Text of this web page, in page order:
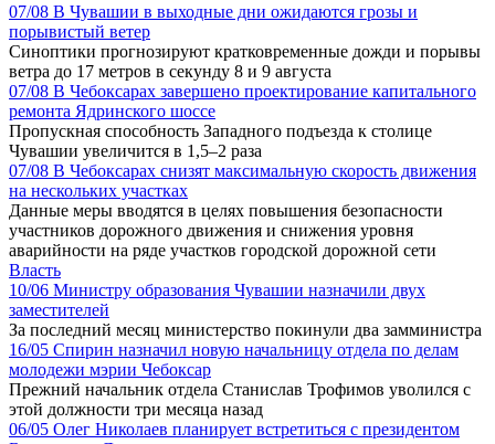
07/08 В Чувашии в выходные дни ожидаются грозы и
порывистый ветер
Синоптики прогнозируют кратковременные дожди и порывы
ветра до 17 метров в секунду 8 и 9 августа
07/08 В Чебоксарах завершено проектирование капитального
ремонта Ядринского шоссе
Пропускная способность Западного подъезда к столице
Чувашии увеличится в 1,5–2 раза
07/08 В Чебоксарах снизят максимальную скорость движения
на нескольких участках
Данные меры вводятся в целях повышения безопасности
участников дорожного движения и снижения уровня
аварийности на ряде участков городской дорожной сети
Власть
10/06 Министру образования Чувашии назначили двух
заместителей
За последний месяц министерство покинули два замминистра
16/05 Спирин назначил новую начальницу отдела по делам
молодежи мэрии Чебоксар
Прежний начальник отдела Станислав Трофимов уволился с
этой должности три месяца назад
06/05 Олег Николаев планирует встретиться с президентом